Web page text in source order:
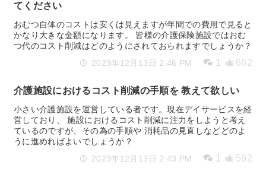
てください
おむつ自体のコストは安くは見えますが年間での費用で見ると
かなり大きな金額になります。 皆様の介護保険施設ではおむ
つ代のコスト削減はどのようにされておられますでしょうか？
2023年12月13日 2:46 PM
1 682
介護施設におけるコスト削減の手順を 教えて欲しい
小さい介護施設を運営している者です。現在デイサービスを経
営しており、 施設におけるコスト削減に注力をしようと考え
ているのですが、その為の手順や 消耗品の見直しなどどのよ
うに進めればよいでしょうか？
2023年12月13日 2:43 PM
1 592